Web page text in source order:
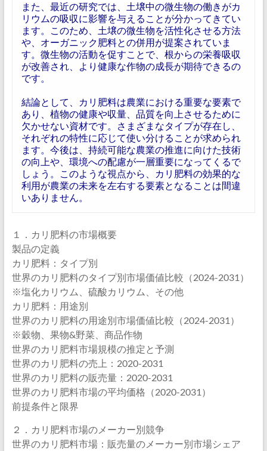
また、最近の研究では、土壌中の微生物の働きがカ
リウムの吸収に影響を与えることが分かってきてい
ます。このため、土壌の微生物を活性化させる方法
や、オーガニック肥料との併用が提案されていま
す。微生物の活動を促すことで、根からの栄養吸収
が改善され、より健康な作物の成長が期待できるの
です。
結論として、カリ肥料は農業における重要な要素で
あり、植物の健康や収量、品質を向上させるために
欠かせない資材です。さまざまなタイプが存在し、
それぞれの特性に応じて使い分けることが求められ
ます。今後は、持続可能な農業の推進に向けた技術
の向上や、環境への配慮が一層重要になってくるで
しょう。このような視点から、カリ肥料の効果的な
利用が農業の未来を左右する要素となることは間違
いありません。
１．カリ肥料の市場概要
製品の定義
カリ肥料：タイプ別
世界のカリ肥料のタイプ別市場価値比較（2024-2031）
※塩化カリウム、硫酸カリウム、その他
カリ肥料：用途別
世界のカリ肥料の用途別市場価値比較（2024-2031）
※穀物、果物&野菜、商品作物
世界のカリ肥料市場規模の推定と予測
世界のカリ肥料の売上：2020-2031
世界のカリ肥料の販売量：2020-2031
世界のカリ肥料市場の平均価格（2020-2031）
前提条件と限界
２．カリ肥料市場のメーカー別競争
世界のカリ肥料市場：販売量のメーカー別市場シェア